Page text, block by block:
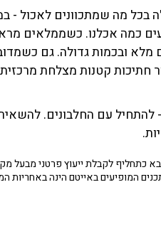
בכל מה שמתכוונים לאכול -
כמה אכלנו. כשממלאים
מלא ובכמות גדולה. גם
קטנות מצלחת
- להתחיל עם החלבונים.
לקבלת ייעוץ פרטני מבעל
המופיעים באייטם הינה